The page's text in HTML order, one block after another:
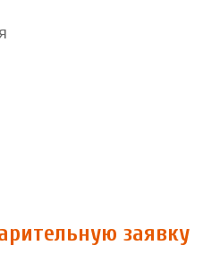
заявку